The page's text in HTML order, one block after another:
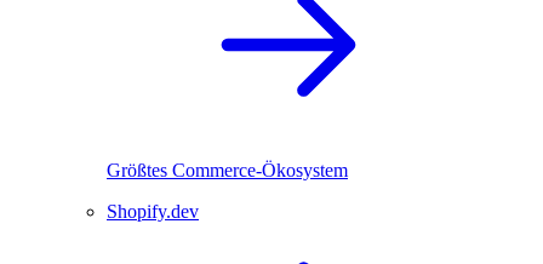
Größtes Commerce-Ökosystem
Shopify.dev